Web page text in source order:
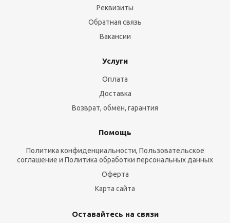
Реквизиты
Обратная связь
Вакансии
Услуги
Оплата
Доставка
Возврат, обмен, гарантия
Помощь
Политика конфиденциальности, Пользовательское
соглашение и Политика обработки персональных данных
Оферта
Карта сайта
Оставайтесь на связи